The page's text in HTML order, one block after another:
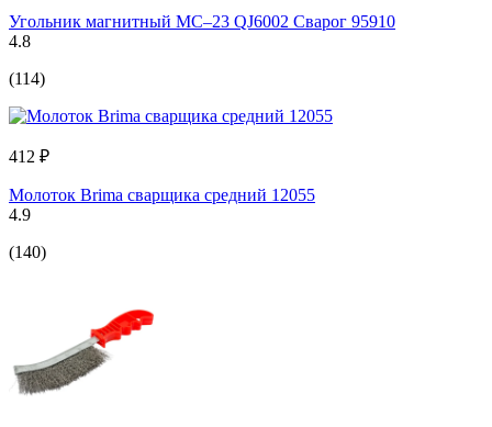
Угольник магнитный МС–23 QJ6002 Сварог 95910
4.8
(114)
412 ₽
Молоток Brima сварщика средний 12055
4.9
(140)